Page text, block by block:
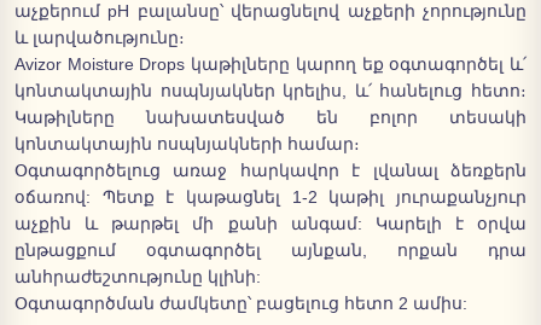
աչքերում pH բալանսը՝ վերացնելով աչքերի չորությունը
և լարվածությունը։
Avizor Moisture Drops կաթիլները կարող եք օգտագործել և՛
կոնտակտային ոսպնյակներ կրելիս, և՛ հանելուց հետո։
Կաթիլները նախատեսված են բոլոր տեսակի
կոնտակտային ոսպնյակների համար։
Օգտագործելուց առաջ հարկավոր է լվանալ ձեռքերն
օճառով: Պետք է կաթացնել 1-2 կաթիլ յուրաքանչյուր
աչքին և թարթել մի քանի անգամ: Կարելի է օրվա
ընթացքում օգտագործել այնքան, որքան դրա
անհրաժեշտությունը կլինի:
Օգտագործման ժամկետը՝ բացելուց հետո 2 ամիս: